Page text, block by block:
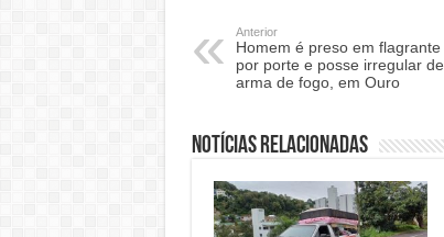
Anterior
Homem é preso em flagrante
por porte e posse irregular de
arma de fogo, em Ouro
Notícias relacionadas